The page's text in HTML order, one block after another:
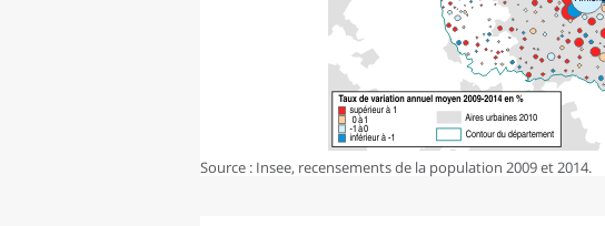
Source : Insee, recensements de la population 2009 et 2014.